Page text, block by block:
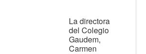
La directora
del Colegio
Gaudem,
Carmen